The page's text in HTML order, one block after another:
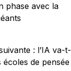
phase avec la
: l’IA va-t-
de pensée